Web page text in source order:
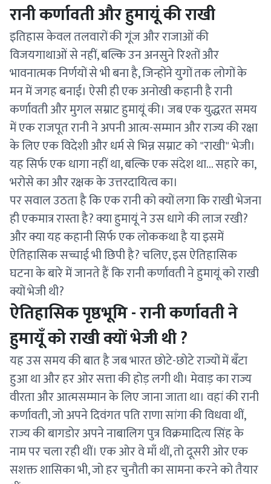
रानी कर्णावती और हुमायूं की राखी
इतिहास केवल तलवारों की गूंज और राजाओं की
विजयगाथाओं से नहीं, बल्कि उन अनसुने रिश्तों और
भावनात्मक निर्णयों से भी बना है, जिन्होंने युगों तक लोगों के
मन में जगह बनाई। ऐसी ही एक अनोखी कहानी है रानी
कर्णावती और मुगल सम्राट हुमायूं की। जब एक युद्धरत समय
में एक राजपूत रानी ने अपनी आत्म-सम्मान और राज्य की रक्षा
के लिए एक विदेशी और धर्म से भिन्न सम्राट को "राखी" भेजी।
यह सिर्फ एक धागा नहीं था, बल्कि एक संदेश था… सहारे का,
भरोसे का और रक्षक के उत्तरदायित्व का।
पर सवाल उठता है कि एक रानी को क्यों लगा कि राखी भेजना
ही एकमात्र रास्ता है? क्या हुमायूं ने उस धागे की लाज रखी?
और क्या यह कहानी सिर्फ एक लोककथा है या इसमें
ऐतिहासिक सच्चाई भी छिपी है? चलिए, इस ऐतिहासिक
घटना के बारे में जानते हैं कि रानी कर्णावती ने हुमायूं को राखी
क्यों भेजी थी?
ऐतिहासिक पृष्ठभूमि - रानी कर्णावती ने
हुमायूँ को राखी क्यों भेजी थी ?
यह उस समय की बात है जब भारत छोटे-छोटे राज्यों में बँटा
हुआ था और हर ओर सत्ता की होड़ लगी थी। मेवाड़ का राज्य
वीरता और आत्मसम्मान के लिए जाना जाता था। वहां की रानी
कर्णावती, जो अपने दिवंगत पति राणा सांगा की विधवा थीं,
राज्य की बागडोर अपने नाबालिग पुत्र विक्रमादित्य सिंह के
नाम पर चला रही थीं। एक ओर वे माँ थीं, तो दूसरी ओर एक
सशक्त शासिका भी, जो हर चुनौती का सामना करने को तैयार